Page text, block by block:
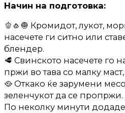
Начин на подготовка:
🫑🧄🧅 Кромидот, лукот,
насечете ги ситно или
блендер.
🥩 Свинското насечете го
пржи во тава со малку
🥘 Откако ќе зарумени
зеленчукот да се пропржи.
По неколку минути